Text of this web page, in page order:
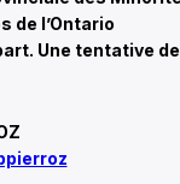
de l’Ontario
Une tentative de